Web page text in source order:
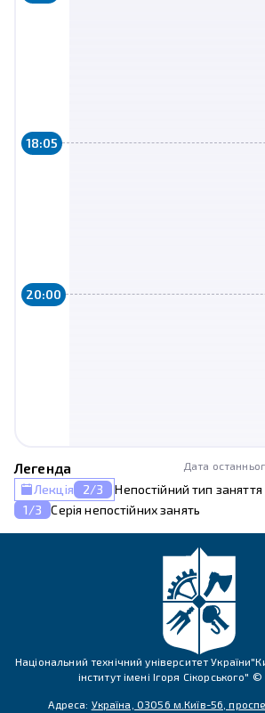
18:05
20:00
Легенда Дата
Лекція 2/3
Непостійний тип заняття
1/3
Серія непостійних занять
Національний технічний університет
інститут імені Ігоря Сікорського"
Адреса: Україна, 03056 м.Київ-56,